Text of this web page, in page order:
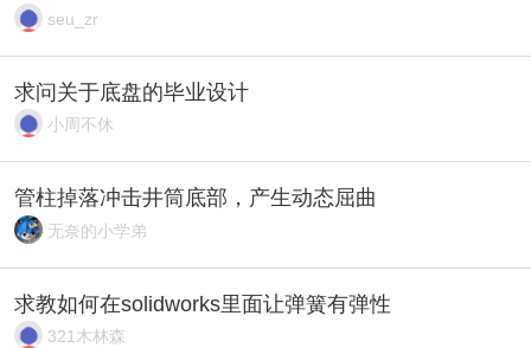
seu_zr
求问关于底盘的毕业设计
小周不休
管柱掉落冲击井筒底部，产生动态屈曲
无奈的小学弟
求教如何在solidworks里面让弹簧有弹性
321木林森